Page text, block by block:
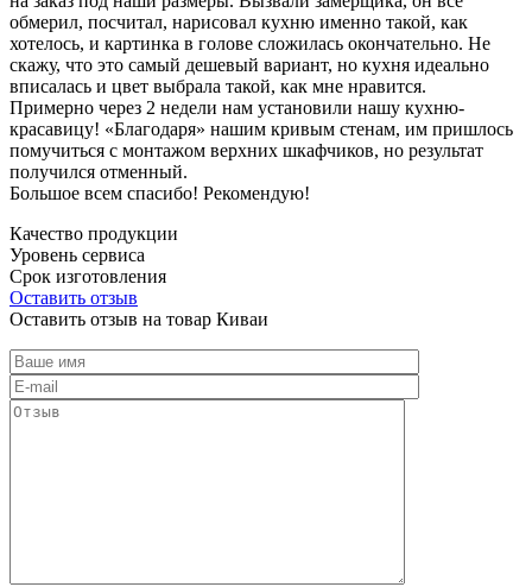
обмерил, посчитал, нарисовал кухню именно такой, как
хотелось, и картинка в голове сложилась окончательно. Не
скажу, что это самый дешевый вариант, но кухня идеально
вписалась и цвет выбрала такой, как мне нравится.
Примерно через 2 недели нам установили нашу кухню-
красавицу! «Благодаря» нашим кривым стенам, им пришлось
помучиться с монтажом верхних шкафчиков, но результат
получился отменный.
Большое всем спасибо! Рекомендую!
Качество продукции
Уровень сервиса
Срок изготовления
Оставить отзыв
Оставить отзыв на товар Киваи